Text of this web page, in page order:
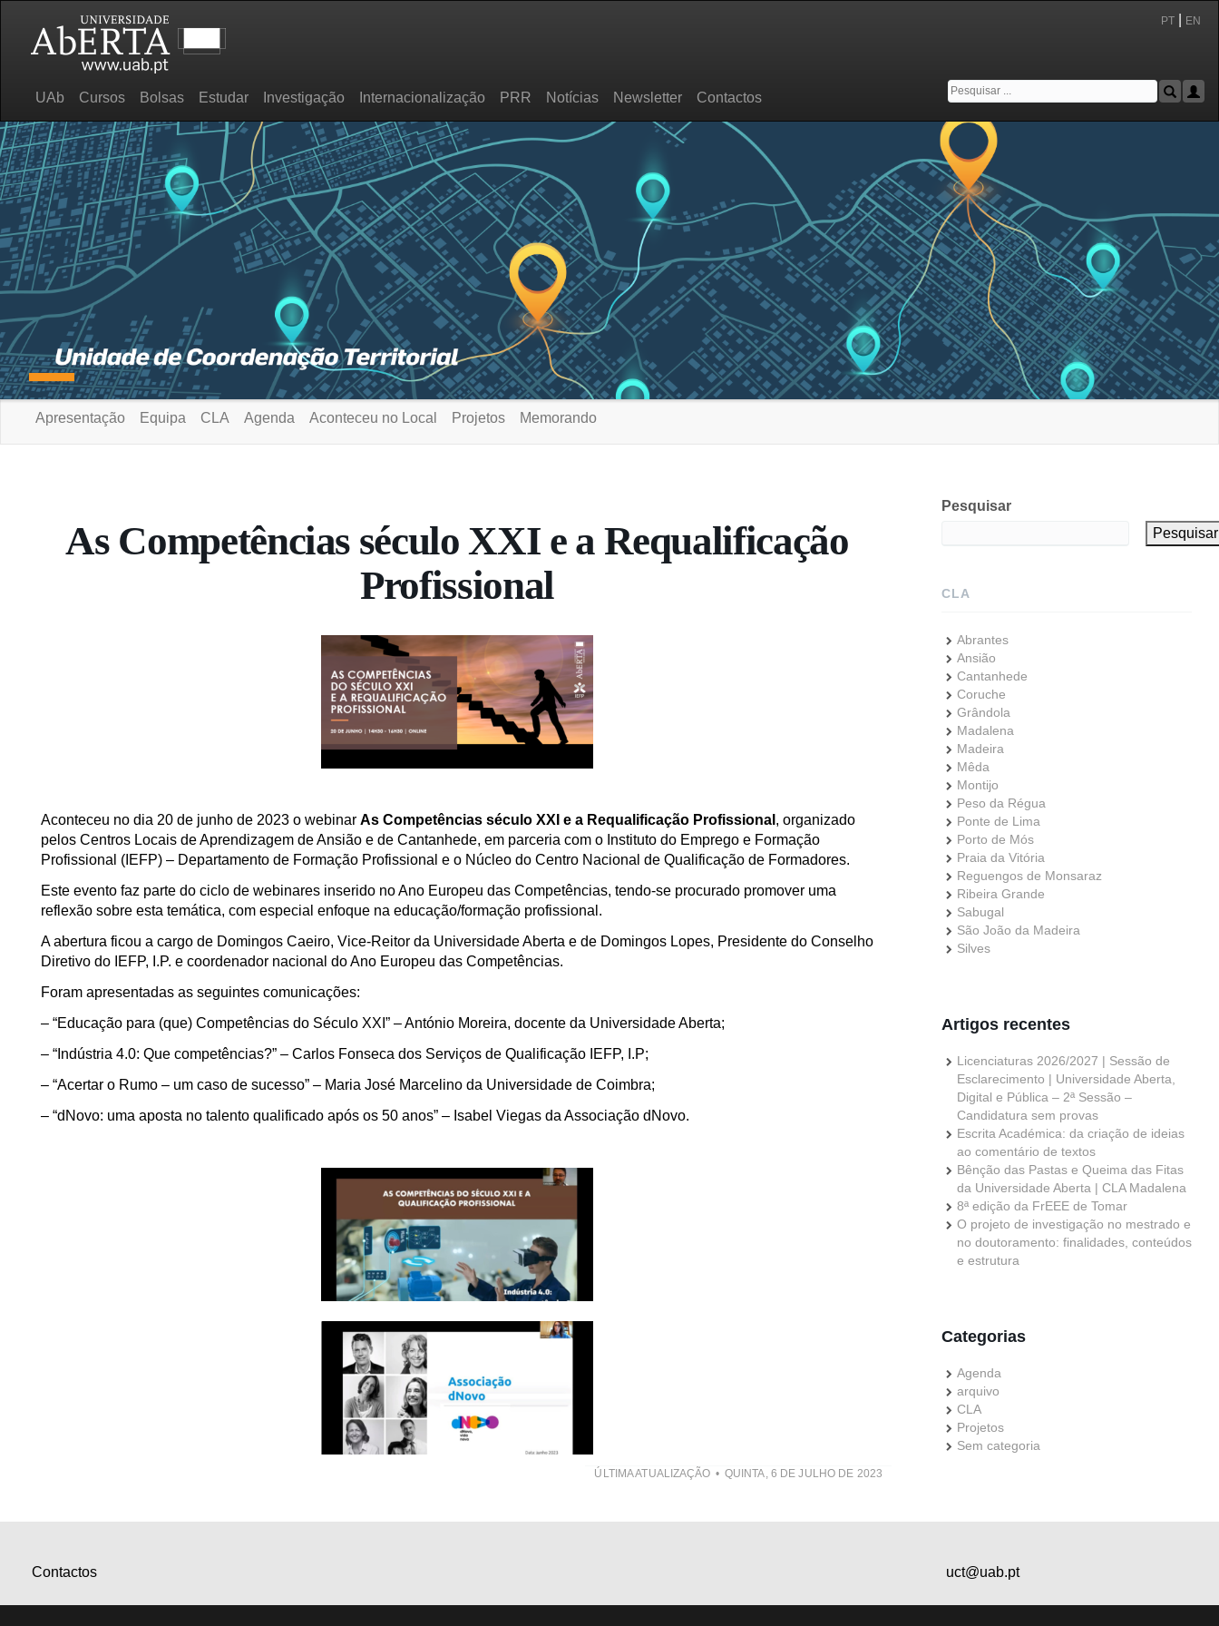
PT| EN
UAb Cursos Bolsas Estudar Investigação Internacionalização PRR Notícias Newsletter Contactos
Apresentação Equipa CLA Agenda Aconteceu no Local Projetos Memorando
As Competências século XXI e a Requalificação
Profissional
Aconteceu no dia 20 de junho de 2023 o webinar As Competências século XXI e a Requalificação Profissional , organizado
pelos Centros Locais de Aprendizagem de Ansião e de Cantanhede, em parceria com o Instituto do Emprego e Formação
Profissional (IEFP) – Departamento de Formação Profissional e o Núcleo do Centro Nacional de Qualificação de Formadores.
Este evento faz parte do ciclo de webinares inserido no Ano Europeu das Competências, tendo-se procurado promover uma
reflexão sobre esta temática, com especial enfoque na educação/formação profissional.
A abertura ficou a cargo de Domingos Caeiro, Vice-Reitor da Universidade Aberta e de Domingos Lopes, Presidente do Conselho
Diretivo do IEFP, I.P. e coordenador nacional do Ano Europeu das Competências.
Foram apresentadas as seguintes comunicações:
– “Educação para (que) Competências do Século XXI” – António Moreira, docente da Universidade Aberta;
– “Indústria 4.0: Que competências?” – Carlos Fonseca dos Serviços de Qualificação IEFP, I.P;
– “Acertar o Rumo – um caso de sucesso” – Maria José Marcelino da Universidade de Coimbra;
– “dNovo: uma aposta no talento qualificado após os 50 anos” – Isabel Viegas da Associação dNovo.
ÚLTIMA ATUALIZAÇÃO QUINTA, 6 DE JULHO DE 2023
Pesquisar
Pesquisar
CLA
Abrantes
Ansião
Cantanhede
Coruche
Grândola
Madalena
Madeira
Mêda
Montijo
Peso da Régua
Ponte de Lima
Porto de Mós
Praia da Vitória
Reguengos de Monsaraz
Ribeira Grande
Sabugal
São João da Madeira
Silves
Artigos recentes
Licenciaturas 2026/2027 | Sessão de
Esclarecimento | Universidade Aberta,
Digital e Pública – 2ª Sessão –
Candidatura sem provas
Escrita Académica: da criação de ideias
ao comentário de textos
Bênção das Pastas e Queima das Fitas
da Universidade Aberta | CLA Madalena
8ª edição da FrEEE de Tomar
O projeto de investigação no mestrado e
no doutoramento: finalidades, conteúdos
e estrutura
Categorias
Agenda
arquivo
CLA
Projetos
Sem categoria
Contactos uct@uab.pt